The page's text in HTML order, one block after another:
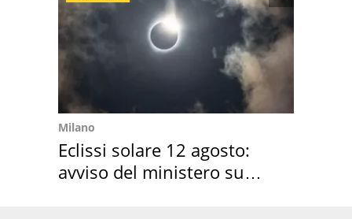
Milano
Eclissi solare 12 agosto:
avviso del ministero su